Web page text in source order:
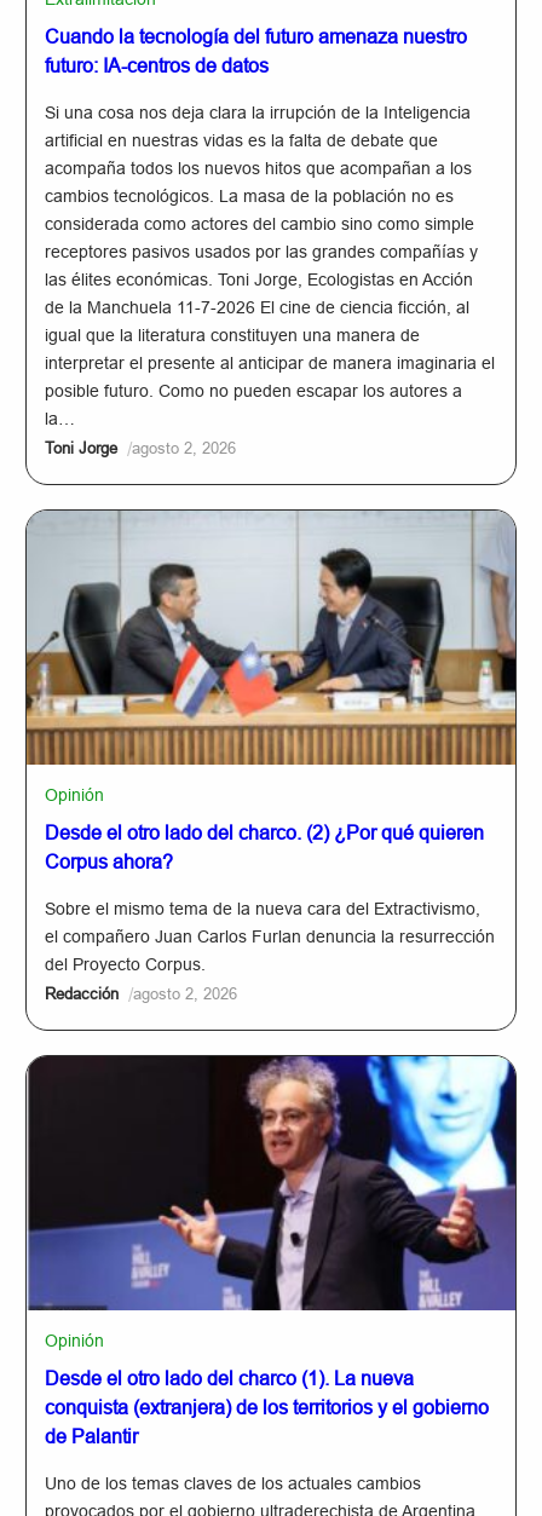
Cuando la tecnología del futuro amenaza nuestro
futuro: IA-centros de datos
Si una cosa nos deja clara la irrupción de la Inteligencia
artificial en nuestras vidas es la falta de debate que
acompaña todos los nuevos hitos que acompañan a los
cambios tecnológicos. La masa de la población no es
considerada como actores del cambio sino como simple
receptores pasivos usados por las grandes compañías y
las élites económicas. Toni Jorge, Ecologistas en Acción
de la Manchuela 11-7-2026 El cine de ciencia ficción, al
igual que la literatura constituyen una manera de
interpretar el presente al anticipar de manera imaginaria el
posible futuro. Como no pueden escapar los autores a
la…
Toni Jorge /agosto 2, 2026
Opinión
Desde el otro lado del charco. (2) ¿Por qué quieren
Corpus ahora?
Sobre el mismo tema de la nueva cara del Extractivismo,
el compañero Juan Carlos Furlan denuncia la resurrección
del Proyecto Corpus.
Redacción /agosto 2, 2026
Opinión
Desde el otro lado del charco (1). La nueva
conquista (extranjera) de los territorios y el gobierno
de Palantir
Uno de los temas claves de los actuales cambios
provocados por el gobierno ultraderechista de Argentina